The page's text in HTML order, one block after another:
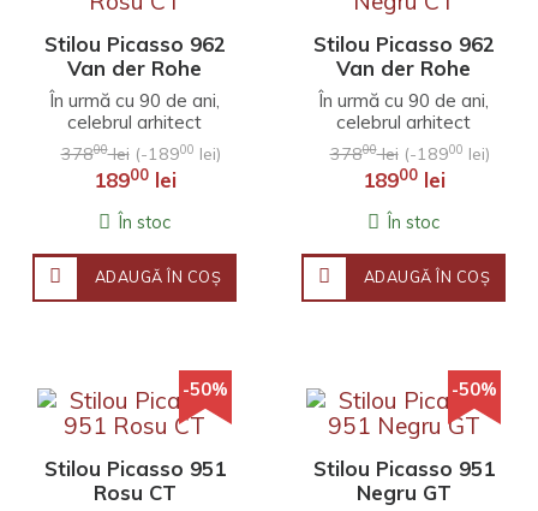
Stilou Picasso 962
Van der Rohe
Rosu CT
În urmă cu 90 de ani,
celebrul arhitect
Ludwig Mies van der
Rohe a propus
conceptul de design
„Less ..
37800lei (-18900 lei)
18900lei
În stoc
ADAUGĂ ÎN COŞ
Stilou Picasso 962
Van der Rohe
Negru CT
În urmă cu 90 de ani,
celebrul arhitect
Ludwig Mies van der
Rohe a propus
conceptul de design
„Less ..
37800lei (-18900 lei)
18900lei
În stoc
ADAUGĂ ÎN COŞ
-50%
Stilou Picasso 951
Rosu CT
-50%
Stilou Picasso 951
Negru GT